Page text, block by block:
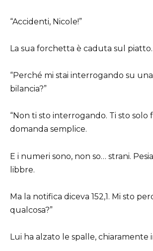
“Accidenti, Nicole!”
La sua forchetta è caduta sul piatto.
“Perché mi stai interrogando su
bilancia?”
“Non ti sto interrogando. Ti sto solo
domanda semplice.
E i numeri sono, non so… strani.
libbre.
Ma la notifica diceva 152,1. Mi sto
qualcosa?”
Lui ha alzato le spalle, chiaramente